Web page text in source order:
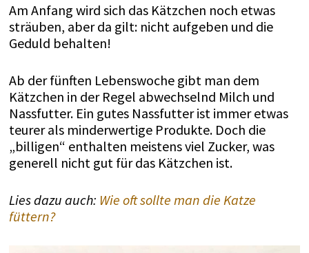
Am Anfang wird sich das Kätzchen noch etwas
sträuben, aber da gilt: nicht aufgeben und die
Geduld behalten!
Ab der fünften Lebenswoche gibt man dem
Kätzchen in der Regel abwechselnd Milch und
Nassfutter. Ein gutes Nassfutter ist immer etwas
teurer als minderwertige Produkte. Doch die
„billigen“ enthalten meistens viel Zucker, was
generell nicht gut für das Kätzchen ist.
Lies dazu auch: Wie oft sollte man die Katze
füttern?